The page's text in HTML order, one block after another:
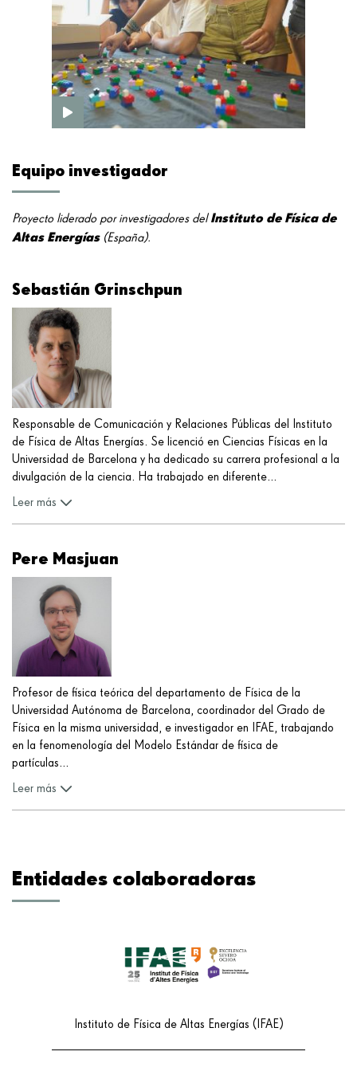
Equipo investigador
Proyecto liderado por investigadores delInstituto de Física de
Altas Energías (España).
Sebastián Grinschpun
Responsable de Comunicación y Relaciones Públicas del Instituto
de Física de Altas Energías. Se licenció en Ciencias Físicas en la
Universidad de Barcelona y ha dedicado su carrera profesional a la
divulgación de la ciencia. Ha trabajado en diferente...
Leer más
Pere Masjuan
Profesor de física teórica del departamento de Física de la
Universidad Autónoma de Barcelona, coordinador del Grado de
Física en la misma universidad, e investigador en IFAE, trabajando
en la fenomenología del Modelo Estándar de física de
partículas...
Leer más
Entidades colaboradoras
Instituto de Física de Altas Energías (IFAE)